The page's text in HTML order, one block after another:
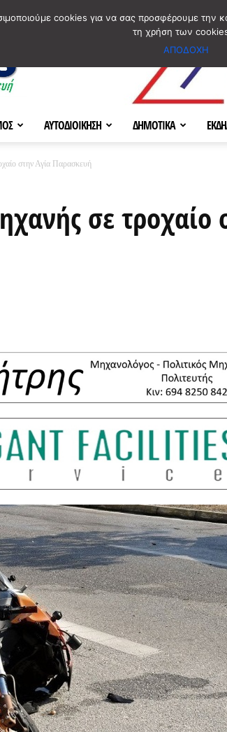
ΑΥΤΟΔΙΟΙΚΗΣΗ ΔΗΜΟΤΙΚΑ
στην Αγία Παρασκευή
σε τροχαίο
cookies για να σας προσφέρουμε την
τη χρήση των
ΑΠΟΔΟΧΗ